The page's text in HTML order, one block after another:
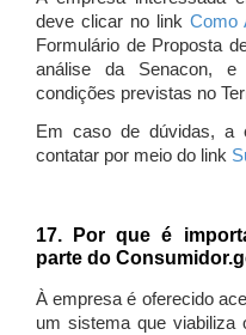
deve clicar no link Como
Formulário de Proposta
análise da Senacon,
condições previstas no
Em caso de dúvidas, a
contatar por meio do link
17. Por que é
parte do
À empresa é oferecido
um sistema que viabiliza